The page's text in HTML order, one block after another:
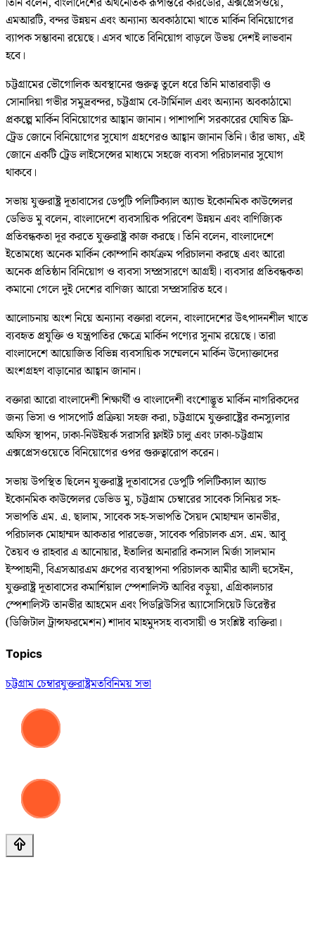
এমআরটি, বন্দর উন্নয়ন এবং অন্যান্য অবকাঠামো খাতে মার্কিন বিনিয়োগের
ব্যাপক সম্ভাবনা রয়েছে। এসব খাতে বিনিয়োগ বাড়লে উভয় দেশই লাভবান
হবে।
চট্টগ্রামের ভৌগোলিক অবস্থানের গুরুত্ব তুলে ধরে তিনি মাতারবাড়ী ও
সোনাদিয়া গভীর সমুদ্রবন্দর, চট্টগ্রাম বে-টার্মিনাল এবং অন্যান্য অবকাঠামো
প্রকল্পে মার্কিন বিনিয়োগের আহ্বান জানান। পাশাপাশি সরকারের ঘোষিত ফ্রি-
ট্রেড জোনে বিনিয়োগের সুযোগ গ্রহণেরও আহ্বান জানান তিনি। তাঁর ভাষ্য, এই
জোনে একটি ট্রেড লাইসেন্সের মাধ্যমে সহজে ব্যবসা পরিচালনার সুযোগ
থাকবে।
সভায় যুক্তরাষ্ট্র দূতাবাসের ডেপুটি পলিটিক্যাল অ্যান্ড ইকোনমিক কাউন্সেলর
ডেভিড মু বলেন, বাংলাদেশে ব্যবসায়িক পরিবেশ উন্নয়ন এবং বাণিজ্যিক
প্রতিবন্ধকতা দূর করতে যুক্তরাষ্ট্র কাজ করছে। তিনি বলেন, বাংলাদেশে
ইতোমধ্যে অনেক মার্কিন কোম্পানি কার্যক্রম পরিচালনা করছে এবং আরো
অনেক প্রতিষ্ঠান বিনিয়োগ ও ব্যবসা সম্প্রসারণে আগ্রহী। ব্যবসার প্রতিবন্ধকতা
কমানো গেলে দুই দেশের বাণিজ্য আরো সম্প্রসারিত হবে।
আলোচনায় অংশ নিয়ে অন্যান্য বক্তারা বলেন, বাংলাদেশের উৎপাদনশীল খাতে
ব্যবহৃত প্রযুক্তি ও যন্ত্রপাতির ক্ষেত্রে মার্কিন পণ্যের সুনাম রয়েছে। তারা
বাংলাদেশে আয়োজিত বিভিন্ন ব্যবসায়িক সম্মেলনে মার্কিন উদ্যোক্তাদের
অংশগ্রহণ বাড়ানোর আহ্বান জানান।
বক্তারা আরো বাংলাদেশী শিক্ষার্থী ও বাংলাদেশী বংশোদ্ভূত মার্কিন নাগরিকদের
জন্য ভিসা ও পাসপোর্ট প্রক্রিয়া সহজ করা, চট্টগ্রামে যুক্তরাষ্ট্রের কনস্যুলার
অফিস স্থাপন, ঢাকা-নিউইয়র্ক সরাসরি ফ্লাইট চালু এবং ঢাকা-চট্টগ্রাম
এক্সপ্রেসওয়েতে বিনিয়োগের ওপর গুরুত্বারোপ করেন।
সভায় উপস্থিত ছিলেন যুক্তরাষ্ট্র দূতাবাসের ডেপুটি পলিটিক্যাল অ্যান্ড
ইকোনমিক কাউন্সেলর ডেভিড মু, চট্টগ্রাম চেম্বারের সাবেক সিনিয়র সহ-
সভাপতি এম. এ. ছালাম, সাবেক সহ-সভাপতি সৈয়দ মোহাম্মদ তানভীর,
পরিচালক মোহাম্মদ আকতার পারভেজ, সাবেক পরিচালক এস. এম. আবু
তৈয়ব ও রাহবার এ আনোয়ার, ইতালির অনারারি কনসাল মির্জা সালমান
ইস্পাহানী, বিএসআরএম গ্রুপের ব্যবস্থাপনা পরিচালক আমীর আলী হুসেইন,
যুক্তরাষ্ট্র দূতাবাসের কমার্শিয়াল স্পেশালিস্ট আবির বড়ুয়া, এগ্রিকালচার
স্পেশালিস্ট তানভীর আহমেদ এবং পিডব্লিউসির অ্যাসোসিয়েট ডিরেক্টর
(ডিজিটাল ট্রান্সফরমেশন) শাদাব মাহমুদসহ ব্যবসায়ী ও সংশ্লিষ্ট ব্যক্তিরা।
Topics
চট্টগ্রাম চেম্বারযুক্তরাষ্ট্রমতবিনিময় সভা